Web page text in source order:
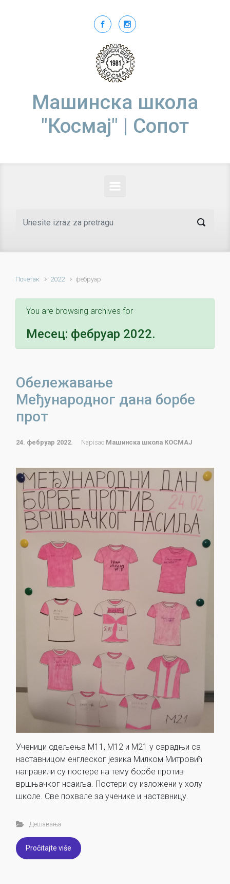
Машинска школа
"Космај" | Сопот
Почетак 2022 фебруар
You are browsing archives for
Месец: фебруар 2022.
Обележавање
Међународног дана борбе
прот
24. фебруар 2022. Napisao Машинска школа КОСМАЈ
Ученици одељења М11, М12 и М21 у сарадњи са
наставницом енглеског језика Милком Митровић
направили су постере на тему борбе против
вршњачког нсаиља. Постери су изложени у холу
школе. Све похвале за ученике и наставницу.
Дешавања
Pročitajte više